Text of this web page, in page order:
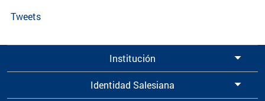
Tweets
Institución
Identidad Salesiana